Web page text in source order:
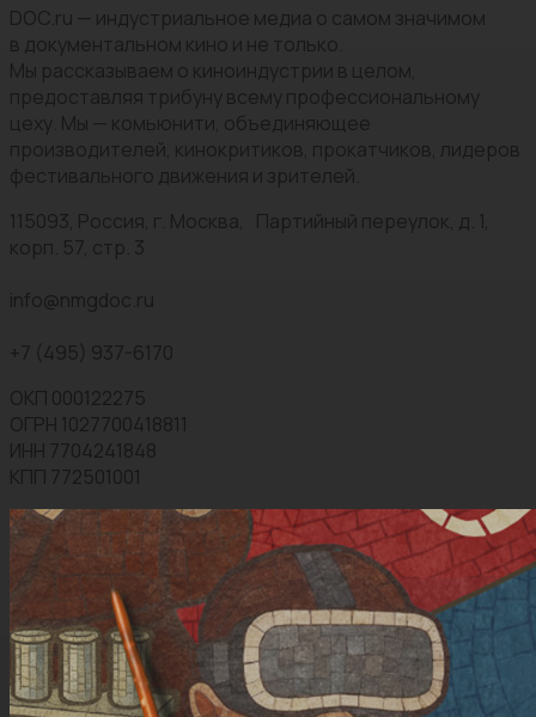
DOC.ru — индустриальное медиа о самом значимом
в документальном кино и не только.
Мы рассказываем о киноиндустрии в целом,
предоставляя трибуну всему профессиональному
цеху. Мы — комьюнити, объединяющее
производителей, кинокритиков, прокатчиков, лидеров
фестивального движения и зрителей.
115093, Россия, г. Москва, Партийный переулок, д. 1,
корп. 57, стр. 3
info@nmgdoc.ru
+7 (495) 937-6170
ОКП 000122275
ОГРН 1027700418811
ИНН 7704241848
КПП 772501001